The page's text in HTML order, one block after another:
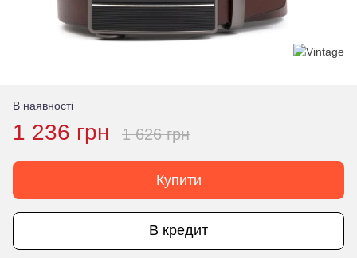
В наявності
1 236 грн 1 626 грн
Купити
В кредит